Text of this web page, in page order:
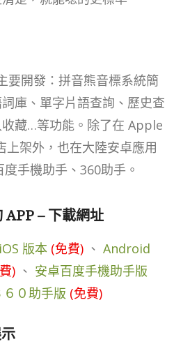
要開發：拼音熊音標系統簡
庫、單字片語查詢、歷史查
藏…等功能。除了在 Apple
架外，也在大陸安卓應用
手機助手、360助手。
APP – 下載網址
iOS 版本 (免費)、 Android
)、 安卓百度手機助手版
６０助手版 (免費)